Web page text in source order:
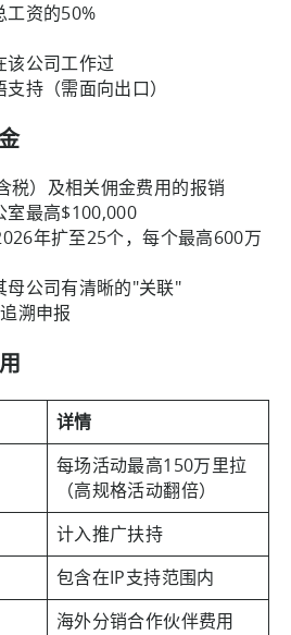
工资的50%
该公司工作过
持（需面向出口）
税）及相关佣金费用的报销
室最高$100,000
年扩至25个，每个最高600万
母公司有清晰的"关联"
溯申报
详情
每场活动最高150万里拉
（高规格活动翻倍）
计入推广扶持
包含在IP支持范围内
海外分销合作伙伴费用